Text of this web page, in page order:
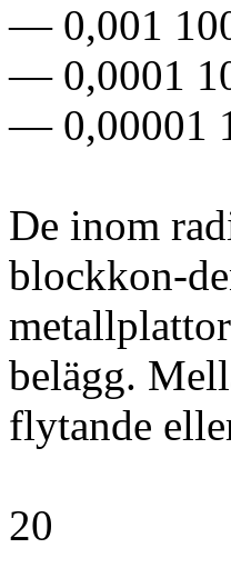
— 0,001
— 0,0001
— 0,00001
De inom
blockkon-
belägg.
flytande
20